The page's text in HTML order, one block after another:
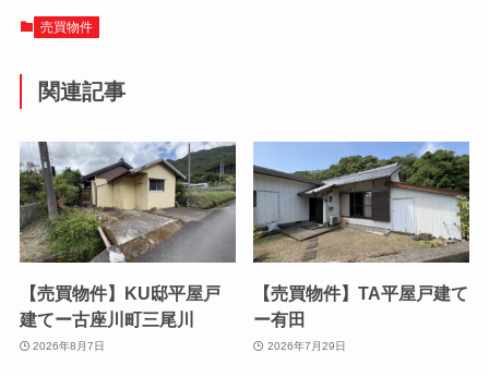
c
e
b
o
o
k
o
d
o
n
売買物件
関連記事
【売買物件】KU邸平屋戸
建てー古座川町三尾川
2026年8月7日
【売買物件】TA平屋戸建て
ー有田
2026年7月29日